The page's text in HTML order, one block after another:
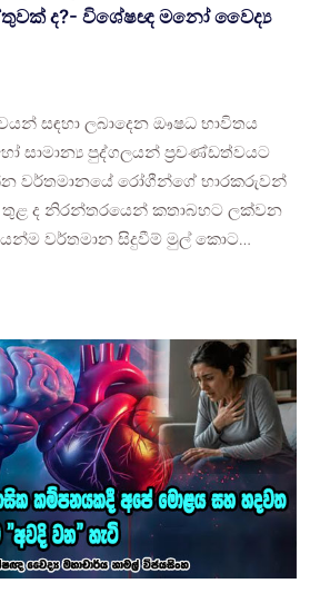
ද?- විශේෂඥ මනෝ වෛද්‍ය
සඳහා ලබාදෙන ඖෂධ භාවිතය
සාමාන්‍ය පුද්ගලයන් ප්‍රචණ්ඩත්වයට
වර්තමානයේ රෝගීන්ගේ භාරකරුවන්
තුළ ද නිරන්තරයෙන් කතාබහට ලක්වන
වර්තමාන සිදුවීම් මුල් කොට…